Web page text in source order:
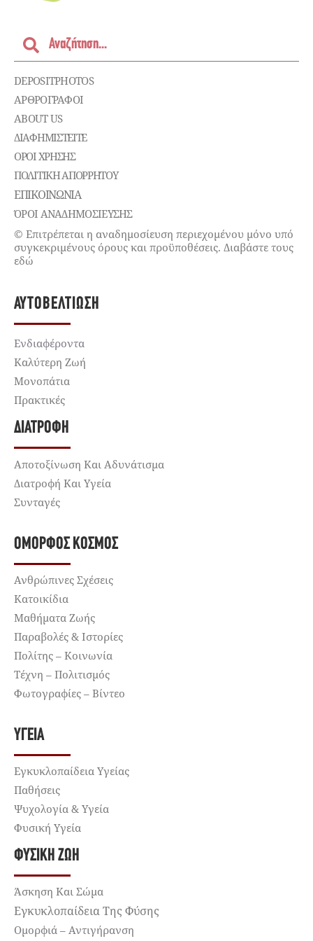
DEPOSITPHOTOS
ΑΡΘΡΟΓΡΑΦΟΙ
ABOUT US
ΔΙΑΦΗΜΙΣΤΕΊΤΕ
ΌΡΟΙ ΧΡΉΣΗΣ
ΠΟΛΙΤΙΚΉ ΑΠΟΡΡΉΤΟΥ
ΕΠΙΚΟΙΝΩΝΊΑ
ΌΡΟΙ ΑΝΑΔΗΜΟΣΙΕΥΣΗΣ
© Επιτρέπεται η αναδημοσίευση περιεχομένου μόνο υπό
συγκεκριμένους όρους και προϋποθέσεις. Διαβάστε τους
εδώ
ΑΥΤΟΒΕΛΤΊΩΣΗ
Ενδιαφέροντα
Καλύτερη Ζωή
Μονοπάτια
Πρακτικές
ΔΙΑΤΡΟΦΉ
Αποτοξίνωση Και Αδυνάτισμα
Διατροφή Και Υγεία
Συνταγές
ΌΜΟΡΦΟΣ ΚΌΣΜΟΣ
Ανθρώπινες Σχέσεις
Κατοικίδια
Μαθήματα Ζωής
Παραβολές & Ιστορίες
Πολίτης – Κοινωνία
Τέχνη – Πολιτισμός
Φωτογραφίες – Βίντεο
ΥΓΕΊΑ
Εγκυκλοπαίδεια Υγείας
Παθήσεις
Ψυχολογία & Υγεία
Φυσική Υγεία
ΦΥΣΙΚΉ ΖΩΉ
Άσκηση Και Σώμα
Εγκυκλοπαίδεια Της Φύσης
Ομορφιά – Αντιγήρανση